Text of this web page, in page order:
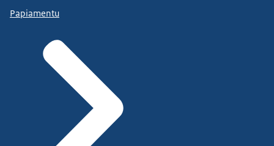
Papiamentu